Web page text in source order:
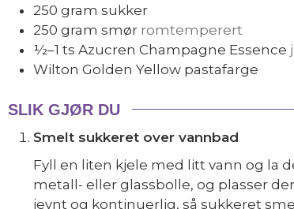
250 gram sukker
250 gram smør romtemperert
½–1 ts Azucren Champagne Essence
Wilton Golden Yellow pastafarge
SLIK GJØR DU
Smelt sukkeret over vannbad
Fyll en liten kjele med litt vann og la
metall- eller glassbolle, og plasser
jevnt og kontinuerlig, så sukkeret